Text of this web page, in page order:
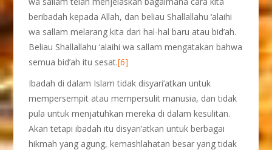
beribadah kepada Allah, dan beliau Shallallahu ‘alaihi
wa sallam melarang kita dari hal-hal baru atau bid’ah.
Beliau Shallallahu ‘alaihi wa sallam mengatakan bahwa
semua bid’ah itu sesat.[6]
Ibadah di dalam Islam tidak disyari’atkan untuk
mempersempit atau mempersulit manusia, dan tidak
pula untuk menjatuhkan mereka di dalam kesulitan.
Akan tetapi ibadah itu disyari’atkan untuk berbagai
hikmah yang agung, kemashlahatan besar yang tidak